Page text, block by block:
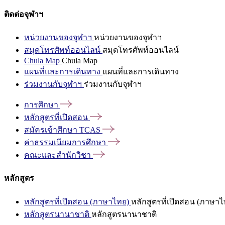
ติดต่อจุฬาฯ
หน่วยงานของจุฬาฯ หน่วยงานของจุฬาฯ
สมุดโทรศัพท์ออนไลน์ สมุดโทรศัพท์ออนไลน์
Chula Map Chula Map
แผนที่และการเดินทาง แผนที่และการเดินทาง
ร่วมงานกับจุฬาฯ ร่วมงานกับจุฬาฯ
การศึกษา
หลักสูตรที่เปิดสอน
สมัครเข้าศึกษา TCAS
ค่าธรรมเนียมการศึกษา
คณะและสำนักวิชา
หลักสูตร
หลักสูตรที่เปิดสอน (ภาษาไทย) หลักสูตรที่เปิดสอน (ภาษาไ
หลักสูตรนานาชาติ หลักสูตรนานาชาติ